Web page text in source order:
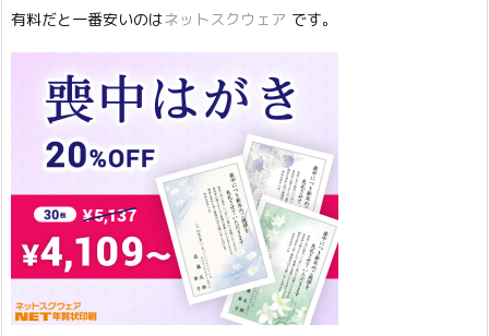
有料だと一番安いのはネットスクウェア です。